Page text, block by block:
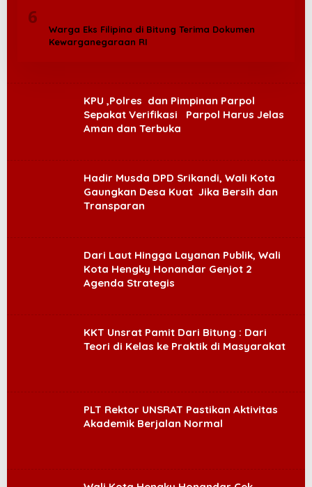
6
Warga Eks Filipina di Bitung Terima Dokumen
Kewarganegaraan RI
KPU ,Polres dan Pimpinan Parpol
Sepakat Verifikasi Parpol Harus Jelas
Aman dan Terbuka
Hadir Musda DPD Srikandi, Wali Kota
Gaungkan Desa Kuat Jika Bersih dan
Transparan
Dari Laut Hingga Layanan Publik, Wali
Kota Hengky Honandar Genjot 2
Agenda Strategis
KKT Unsrat Pamit Dari Bitung : Dari
Teori di Kelas ke Praktik di Masyarakat
PLT Rektor UNSRAT Pastikan Aktivitas
Akademik Berjalan Normal